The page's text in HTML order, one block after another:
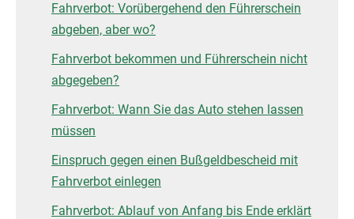
Fahrverbot: Vorübergehend den Führerschein
abgeben, aber wo?
Fahrverbot bekommen und Führerschein nicht
abgegeben?
Fahrverbot: Wann Sie das Auto stehen lassen
müssen
Einspruch gegen einen Bußgeldbescheid mit
Fahrverbot einlegen
Fahrverbot: Ablauf von Anfang bis Ende erklärt